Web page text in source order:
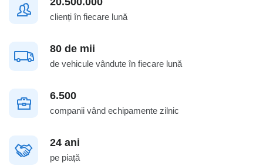
clienți în fiecare lună
80 de mii
de vehicule vândute în fiecare lună
6.500
companii vând echipamente zilnic
24 ani
pe piață